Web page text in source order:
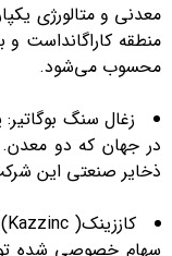
معدنی و متالورژی
منطقه کاراگانداست و
محسوب می‌شود.
زغال سنگ
در جهان که دو معدن.
ذخایر صنعتی این شرکت حدود 3 میلیارد